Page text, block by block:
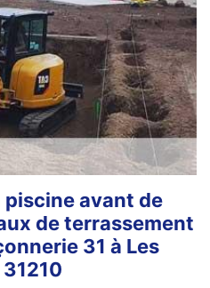
piscine avant de
de terrassement
31 à Les